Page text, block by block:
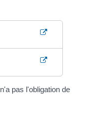
pas l'obligation de